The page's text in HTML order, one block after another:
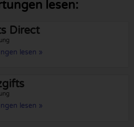
lesen:
Direct
lesen »
lesen »